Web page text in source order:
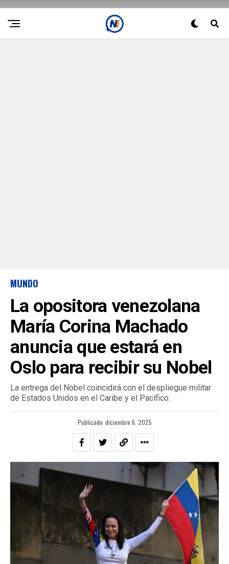
MUNDO
La opositora venezolana
María Corina Machado
anuncia que estará en
Oslo para recibir su Nobel
La entrega del Nobel coincidirá con el despliegue militar
de Estados Unidos en el Caribe y el Pacífico.
Publicado diciembre 6, 2025